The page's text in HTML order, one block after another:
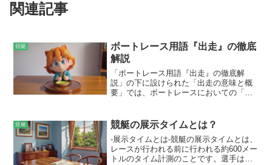
関連記事
競艇
ボートレース用語『出走』の徹底
解説
「ボートレース用語『出走』の徹底解
説」の下に設けられた「出走の意味と概
要」では、ボートレースにおいての「出
ートレースにおいて、選手がボートに乗
りスタートライン上から発走し、水面を
周回する行為のことを指します。選手は
通常6艇の枠組みの中で競い合い、最初に
ゴールラインを通過した選手が勝利しま
競艇 競艇の展示タイムとは？
-展示タイムとは-競艇の展示タイムとは、
レースが行われる前に行われる約600メー
トルのタイム計測のことです。選手は、